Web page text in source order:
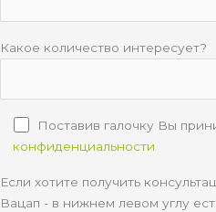
Какое количество интересует?
Поставив галочку Вы
конфиденциальности
Если хотите получить
Вацап - в нижнем левом углу